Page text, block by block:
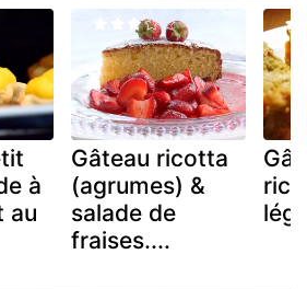
à
au
Gâteau ricotta
(agrumes) &
salade de
fraises....